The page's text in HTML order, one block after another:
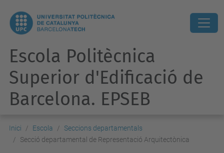
Escola Politècnica
Superior d'Edificació de
Barcelona. EPSEB
Inici Escola
Seccions departamentals
Secció departamental de Representació Arquitectònica